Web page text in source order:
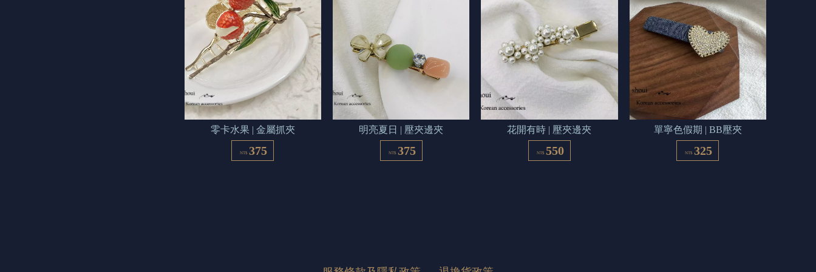
NT$ 375
零卡水果 | 金屬抓夾
NT$ 375
明亮夏日 | 壓夾邊夾
NT$ 550
花開有時 | 壓夾邊夾
NT$ 325
單寧色假期 | BB壓夾